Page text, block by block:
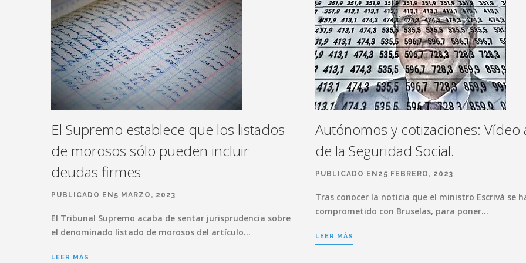
El Supremo establece que los listados
de morosos sólo pueden incluir
deudas firmes
PUBLICADO EN5 MARZO, 2023
El Tribunal Supremo acaba de sentar jurisprudencia sobre
el denominado listado de morosos del artículo…
LEER MÁS
Autónomos y cotizaciones: Vídeo
de la Seguridad Social.
PUBLICADO EN25 FEBRERO, 2023
Tras conocer la noticia que el ministro Escrivá se
comprometido con Bruselas, para poner…
LEER MÁS